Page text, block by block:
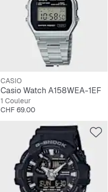
CASIO
Casio Watch A158WEA-1EF
1 Couleur
Prix
CHF 69.00